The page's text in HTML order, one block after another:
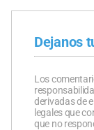
Dejanos
Los
derivadas de
legales que
que no